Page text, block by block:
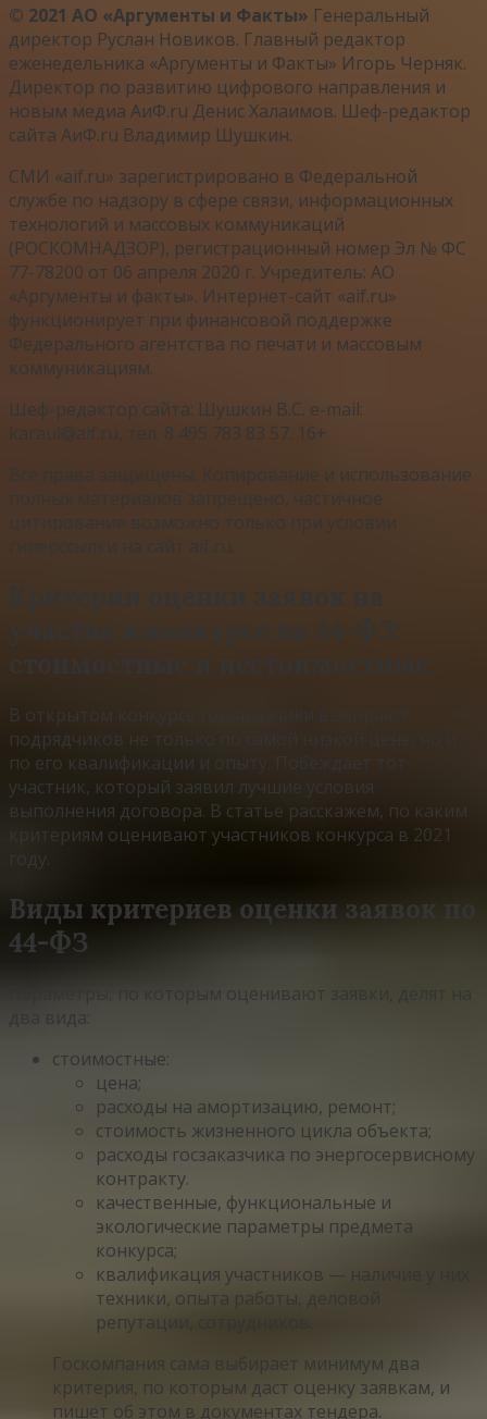
© 2021 АО «Аргументы и Факты» Генеральный
директор Руслан Новиков. Главный редактор
еженедельника «Аргументы и Факты» Игорь Черняк.
Директор по развитию цифрового направления и
новым медиа АиФ.ru Денис Халаимов. Шеф-редактор
сайта АиФ.ru Владимир Шушкин.
СМИ «aif.ru» зарегистрировано в Федеральной
службе по надзору в сфере связи, информационных
технологий и массовых коммуникаций
(РОСКОМНАДЗОР), регистрационный номер Эл № ФС
77-78200 от 06 апреля 2020 г. Учредитель: АО
«Аргументы и факты». Интернет-сайт «aif.ru»
функционирует при финансовой поддержке
Федерального агентства по печати и массовым
коммуникациям.
Шеф-редактор сайта: Шушкин В.С. e-mail:
karaul@aif.ru, тел. 8 495 783 83 57. 16+
Все права защищены. Копирование и использование
полных материалов запрещено, частичное
цитирование возможно только при условии
В открытом конкурсе госзаказчики выбирают
подрядчиков не только по самой низкой цене, но и
по его квалификации и опыту. Побеждает тот
участник, который заявил лучшие условия
выполнения договора. В статье расскажем, по каким
критериям оценивают участников конкурса в 2021
году.
Виды критериев оценки заявок по
44-ФЗ
стоимостные:
цена;
расходы на амортизацию, ремонт;
стоимость жизненного цикла объекта;
расходы госзаказчика по энергосервисному
контракту.
качественные, функциональные и
экологические параметры предмета
конкурса;
квалификация участников — наличие у них
техники, опыта работы, деловой
репутации, сотрудников.
Госкомпания сама выбирает минимум два
критерия, по которым даст оценку заявкам, и
пишет об этом в документах тендера.